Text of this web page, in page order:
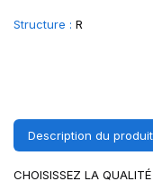
Structure : R
Description du produit
CHOISISSEZ LA